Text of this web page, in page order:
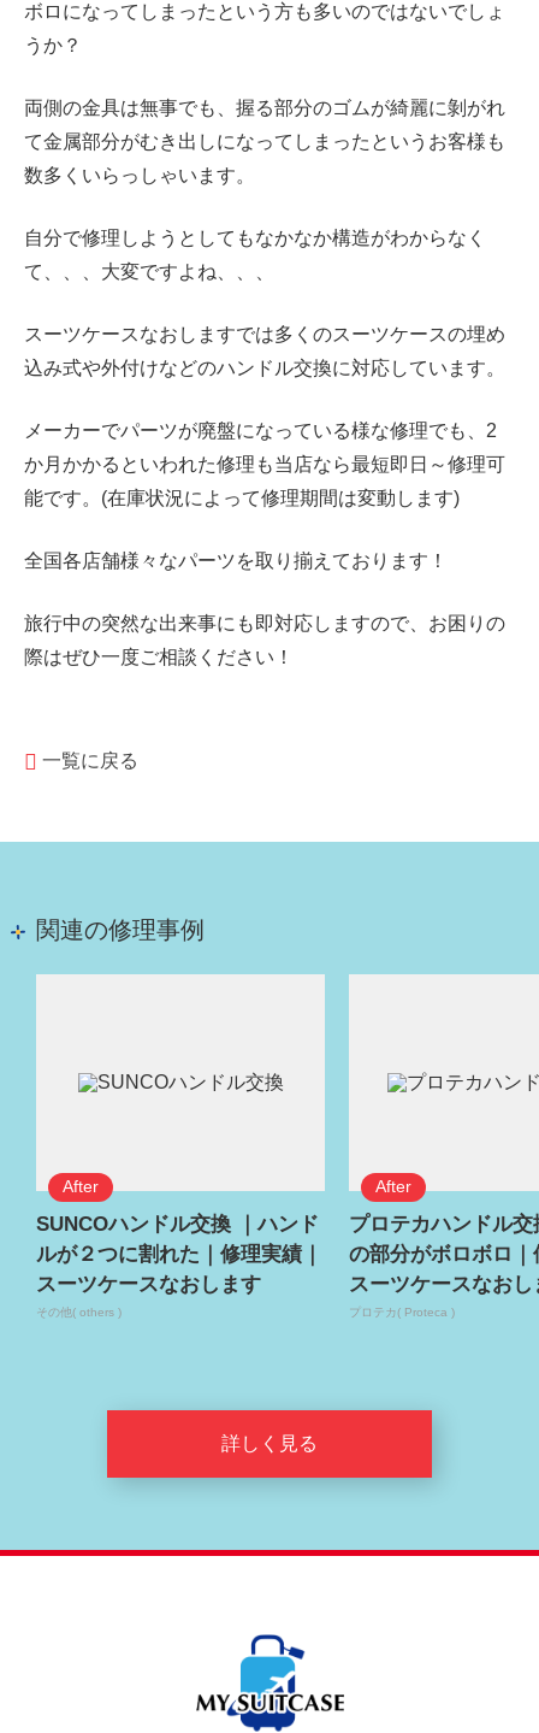
ボロになってしまったという方も多いのではないでしょ
うか？
両側の金具は無事でも、握る部分のゴムが綺麗に剝がれ
て金属部分がむき出しになってしまったというお客様も
数多くいらっしゃいます。
自分で修理しようとしてもなかなか構造がわからなく
て、、、大変ですよね、、、
スーツケースなおしますでは多くのスーツケースの埋め
込み式や外付けなどのハンドル交換に対応しています。
メーカーでパーツが廃盤になっている様な修理でも、2
か月かかるといわれた修理も当店なら最短即日～修理可
能です。(在庫状況によって修理期間は変動します)
全国各店舗様々なパーツを取り揃えております！
旅行中の突然な出来事にも即対応しますので、お困りの
際はぜひ一度ご相談ください！
一覧に戻る
関連の修理事例
SUNCOハンドル交換 ｜ハンド
ルが２つに割れた｜修理実績｜
スーツケースなおします
その他( others )
プロテカハンドル
の部分がボロボロ｜
スーツケースなおし
プロテカ( Proteca )
詳しく見る